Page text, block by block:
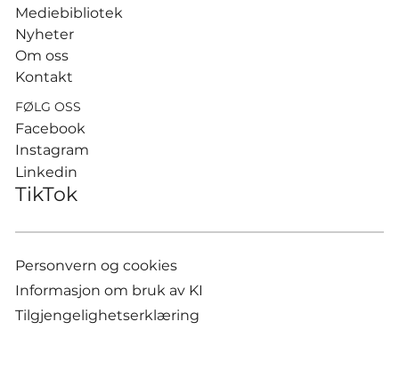
Mediebibliotek
Nyheter
Om oss
Kontakt
FØLG OSS
Facebook
Instagram
Linkedin
TikTok
Personvern og cookies
Informasjon om bruk av KI
Tilgjengelighetserklæring